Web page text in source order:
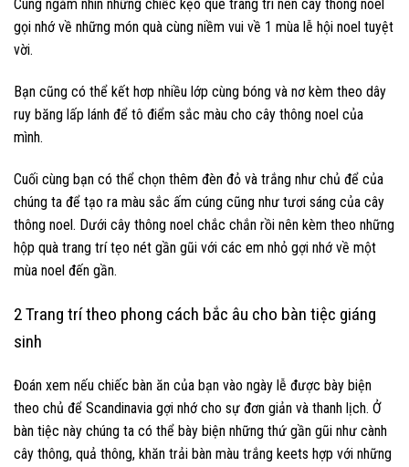
Cùng ngắm nhìn những chiếc kẹo que trang trí nên cây thông noel
gọi nhớ về những món quà cùng niềm vui về 1 mùa lễ hội noel tuyệt
vời.
Bạn cũng có thể kết hơp nhiều lớp cùng bóng và nơ kèm theo dây
ruy băng lấp lánh để tô điểm sắc màu cho cây thông noel của
mình.
Cuối cùng bạn có thể chọn thêm đèn đỏ và trắng như chủ để của
chúng ta để tạo ra màu sắc ấm cúng cũng như tươi sáng của cây
thông noel. Dưới cây thông noel chắc chắn rồi nên kèm theo những
hộp quà trang trí tẹo nét gần gũi với các em nhỏ gợi nhớ về một
mùa noel đến gần.
2 Trang trí theo phong cách bắc âu cho bàn tiệc giáng
sinh
Đoán xem nếu chiếc bàn ăn của bạn vào ngày lễ được bày biện
theo chủ để Scandinavia gợi nhớ cho sự đơn giản và thanh lịch. Ở
bàn tiệc này chúng ta có thể bày biện những thứ gần gũi như cành
cây thông, quả thông, khăn trải bàn màu trắng keets hợp với những